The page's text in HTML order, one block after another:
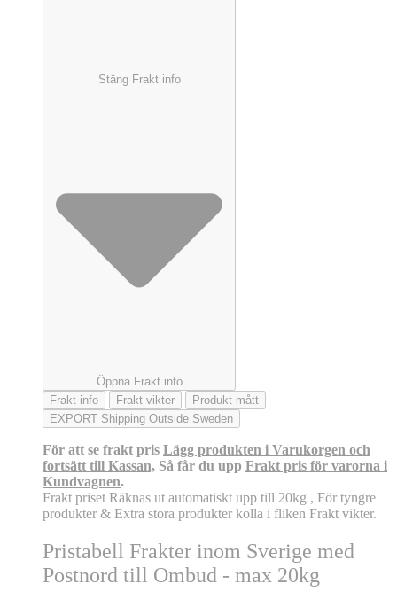
Stäng Frakt info
Öppna Frakt info
Frakt info
Frakt vikter
Produkt mått
EXPORT Shipping Outside Sweden
För att se frakt pris Lägg produkten i Varukorgen och
fortsätt till Kassan, Så får du upp Frakt pris för varorna i
Kundvagnen.
Frakt priset Räknas ut automatiskt upp till 20kg , För tyngre
produkter & Extra stora produkter kolla i fliken Frakt vikter.
Pristabell Frakter inom Sverige med
Postnord till Ombud - max 20kg